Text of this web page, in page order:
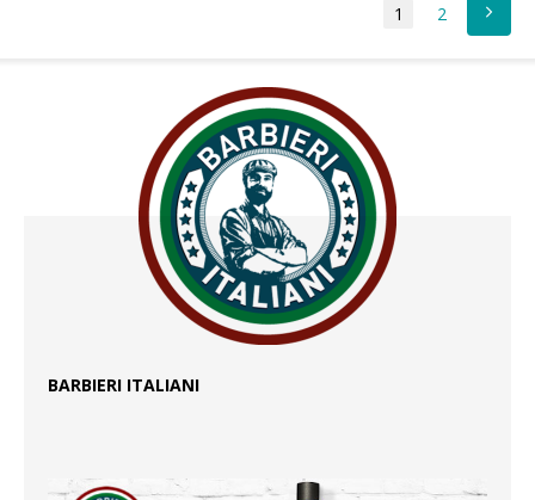
1 2
BARBIERI ITALIANI